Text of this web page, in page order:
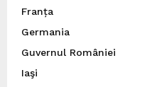
Franța
Germania
Guvernul României
Iaşi